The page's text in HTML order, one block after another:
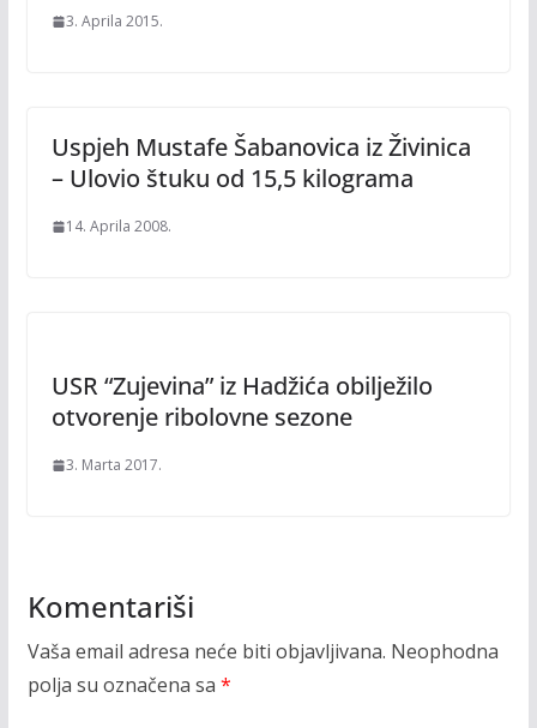
3. Aprila 2015.
Uspjeh Mustafe Šabanovica iz Živinica
– Ulovio štuku od 15,5 kilograma
14. Aprila 2008.
USR “Zujevina” iz Hadžića obilježilo
otvorenje ribolovne sezone
3. Marta 2017.
Komentariši
Vaša email adresa neće biti objavljivana. Neophodna
polja su označena sa *